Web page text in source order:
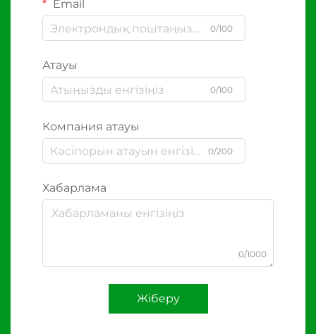
Email
0/100
Атауы
0/100
Компания атауы
0/200
Хабарлама
0/1000
Жіберу